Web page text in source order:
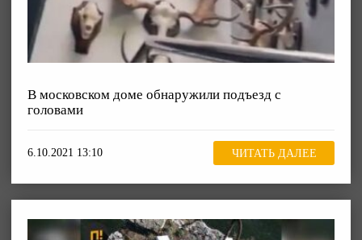
В московском доме обнаружили подъезд с
головами
6.10.2021 13:10 ЧИТАТЬ ДАЛЕЕ